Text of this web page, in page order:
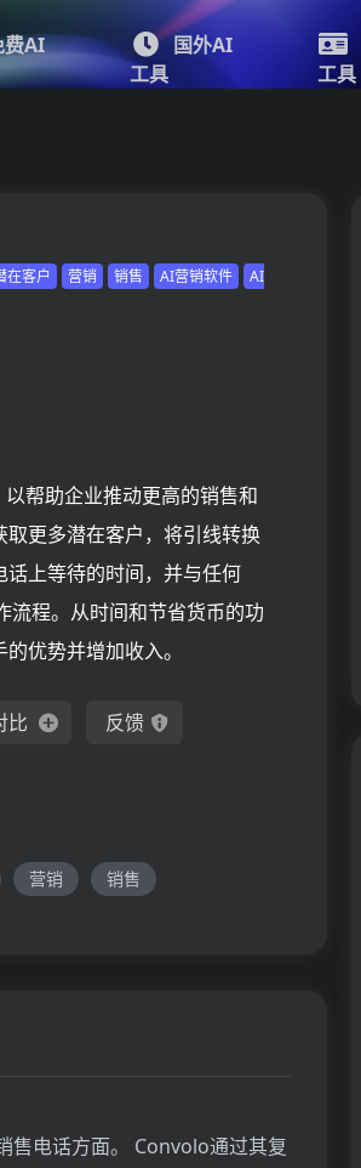
费AI
国外AI
工具
工具
在客户 营销 销售 AI营销软件
AI
帮助企业推动更高的销售和
更多潜在客户，将引线转换
上等待的时间，并与任何
流程。从时间和节省货币的功
优势并增加收入。
比 反馈
营销 销售
售电话方面。 Convolo通过其复